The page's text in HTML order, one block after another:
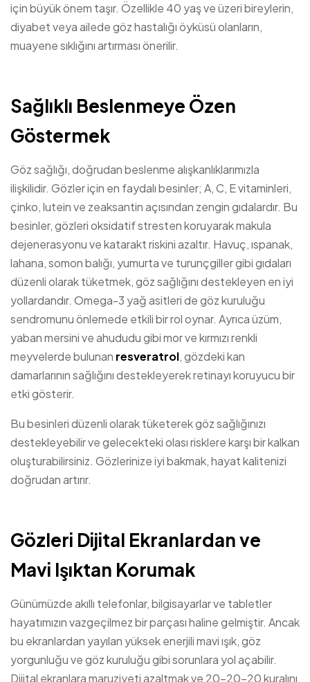
için büyük önem taşır. Özellikle 40 yaş ve üzeri bireylerin,
diyabet veya ailede göz hastalığı öyküsü olanların,
muayene sıklığını artırması önerilir.
Sağlıklı Beslenmeye Özen
Göstermek
Göz sağlığı, doğrudan beslenme alışkanlıklarımızla
ilişkilidir. Gözler için en faydalı besinler; A, C, E vitaminleri,
çinko, lutein ve zeaksantin açısından zengin gıdalardır. Bu
besinler, gözleri oksidatif stresten koruyarak makula
dejenerasyonu ve katarakt riskini azaltır. Havuç, ıspanak,
lahana, somon balığı, yumurta ve turunçgiller gibi gıdaları
düzenli olarak tüketmek, göz sağlığını destekleyen en iyi
yollardandır. Omega-3 yağ asitleri de göz kuruluğu
sendromunu önlemede etkili bir rol oynar. Ayrıca üzüm,
yaban mersini ve ahududu gibi mor ve kırmızı renkli
meyvelerde bulunan resveratrol, gözdeki kan
damarlarının sağlığını destekleyerek retinayı koruyucu bir
etki gösterir.
Bu besinleri düzenli olarak tüketerek göz sağlığınızı
destekleyebilir ve gelecekteki olası risklere karşı bir kalkan
oluşturabilirsiniz. Gözlerinize iyi bakmak, hayat kalitenizi
doğrudan artırır.
Gözleri Dijital Ekranlardan ve
Mavi Işıktan Korumak
Günümüzde akıllı telefonlar, bilgisayarlar ve tabletler
hayatımızın vazgeçilmez bir parçası haline gelmiştir. Ancak
bu ekranlardan yayılan yüksek enerjili mavi ışık, göz
yorgunluğu ve göz kuruluğu gibi sorunlara yol açabilir.
Dijital ekranlara maruziyeti azaltmak ve 20-20-20 kuralını